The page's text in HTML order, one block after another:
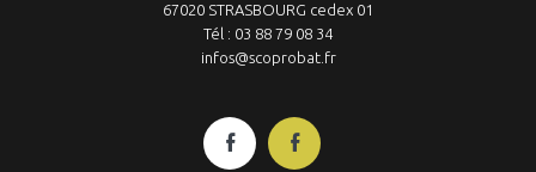
67020 STRASBOURG cedex 01
Tél : 03 88 79 08 34
infos@scoprobat.fr